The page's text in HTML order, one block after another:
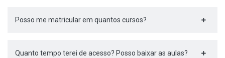
Posso me matricular em quantos cursos?
Quanto tempo terei de acesso? Posso baixar as aulas?